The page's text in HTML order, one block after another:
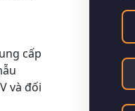
cấp
và đối